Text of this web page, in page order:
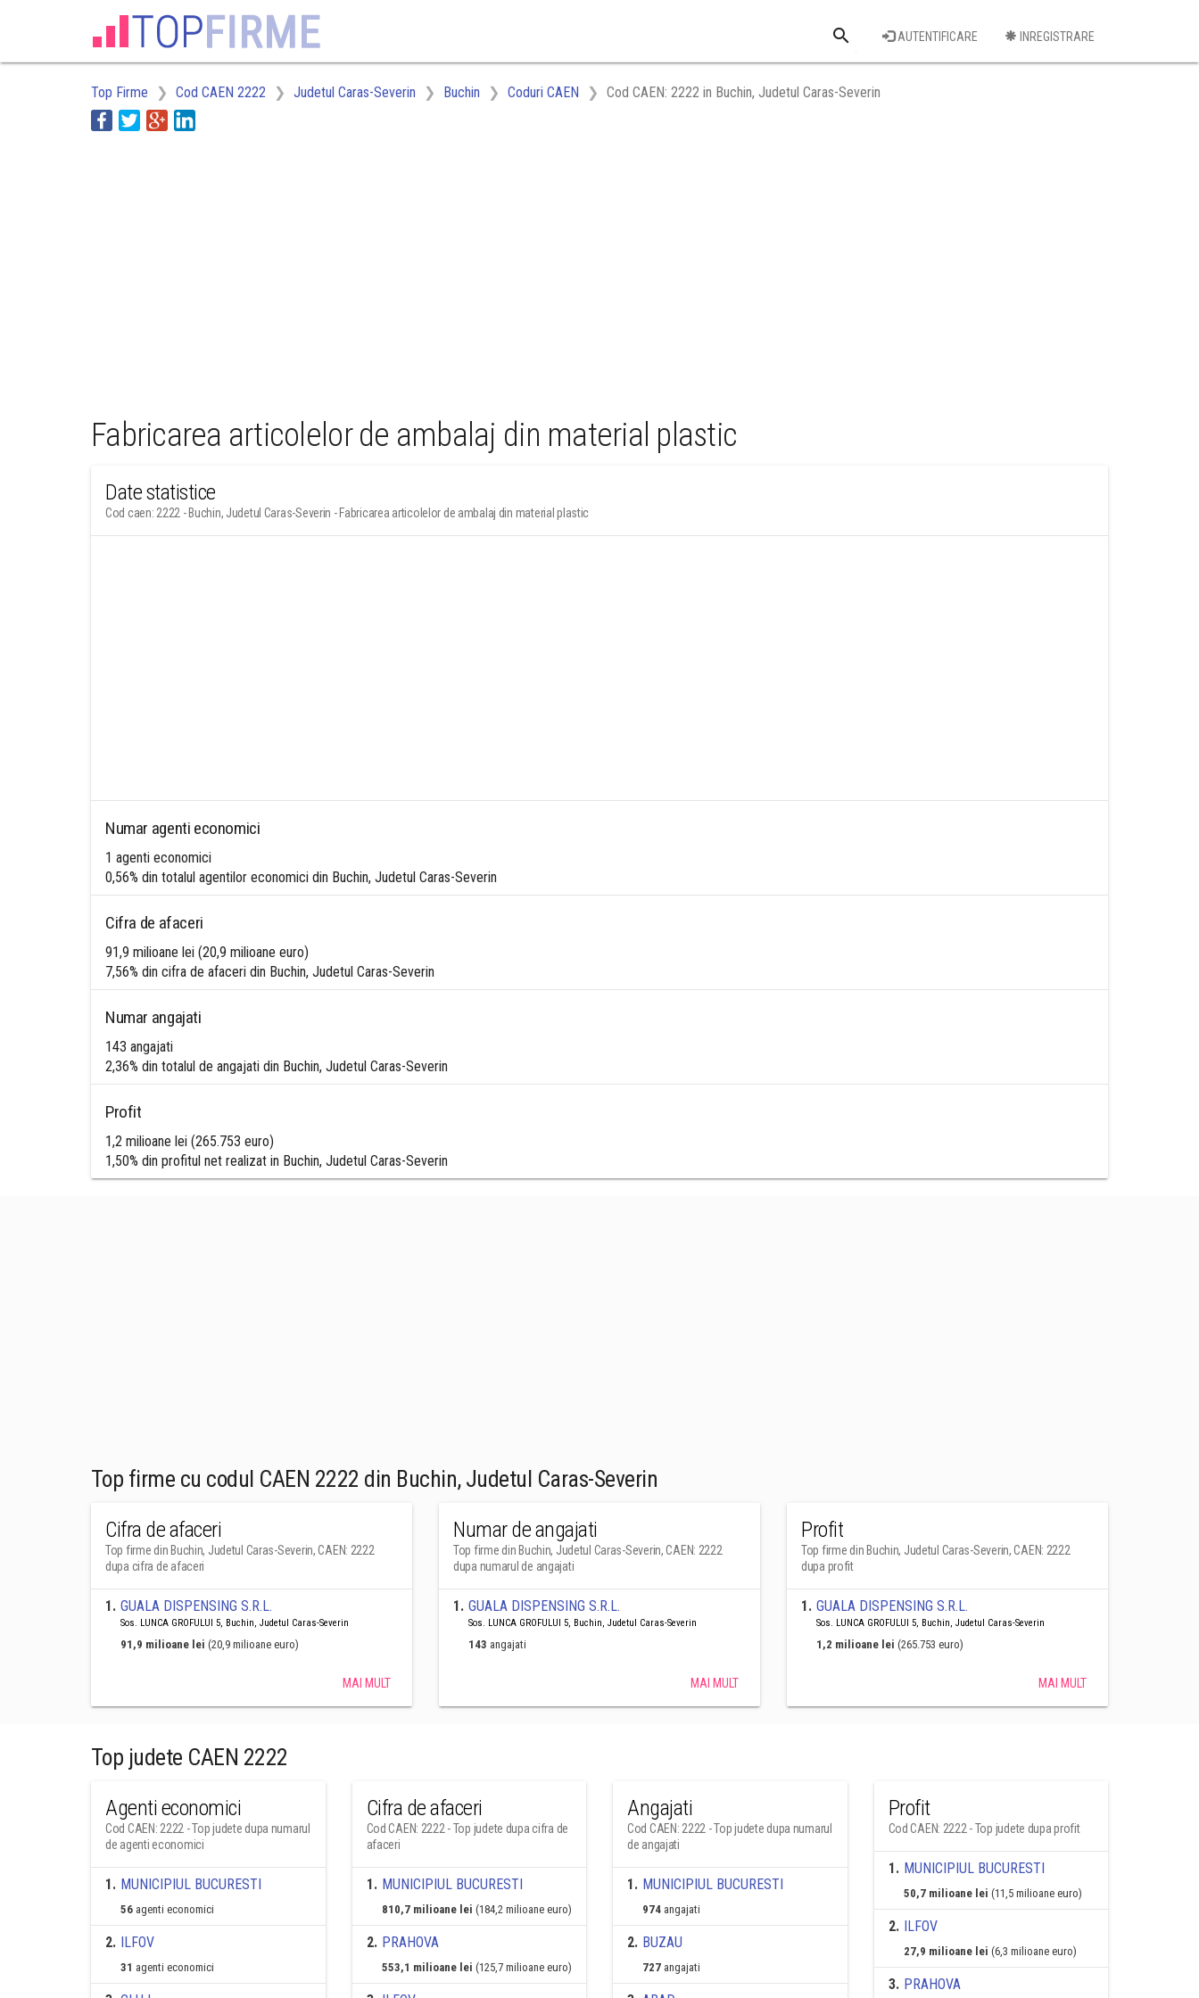
search
Cauta o firma
AUTENTIFICARE INREGISTRARE
Top Firme Cod CAEN 2222 Judetul Caras-Severin Buchin Coduri CAEN Cod CAEN: 2222 in Buchin, Judetul Caras-Severin
Fabricarea articolelor de ambalaj din material plastic
Date statistice
Cod caen: 2222 - Buchin, Judetul Caras-Severin - Fabricarea articolelor de ambalaj din material plastic
Numar agenti economici
1 agenti economici
0,56% din totalul agentilor economici din Buchin, Judetul Caras-Severin
Cifra de afaceri
91,9 milioane lei (20,9 milioane euro)
7,56% din cifra de afaceri din Buchin, Judetul Caras-Severin
Numar angajati
143 angajati
2,36% din totalul de angajati din Buchin, Judetul Caras-Severin
Profit
1,2 milioane lei (265.753 euro)
1,50% din profitul net realizat in Buchin, Judetul Caras-Severin
Top firme cu codul CAEN 2222 din Buchin, Judetul Caras-Severin
Cifra de afaceri
Top firme din Buchin, Judetul Caras-Severin, CAEN: 2222
dupa cifra de afaceri
1. GUALA DISPENSING S.R.L.
Sos. LUNCA GROFULUI 5, Buchin, Judetul Caras-Severin
91,9 milioane lei (20,9 milioane euro)
MAI MULT
Numar de angajati
Top firme din Buchin, Judetul Caras-Severin, CAEN: 2222
dupa numarul de angajati
1. GUALA DISPENSING S.R.L.
Sos. LUNCA GROFULUI 5, Buchin, Judetul Caras-Severin
143 angajati
MAI MULT
Profit
Top firme din Buchin, Judetul Caras-Severin, CAEN: 2222
dupa profit
1. GUALA DISPENSING S.R.L.
Sos. LUNCA GROFULUI 5, Buchin, Judetul Caras-Severin
1,2 milioane lei (265.753 euro)
MAI MULT
Top judete CAEN 2222
Agenti economici
Cod CAEN: 2222 - Top judete dupa numarul
de agenti economici
1. MUNICIPIUL BUCURESTI
56 agenti economici
2. ILFOV
31 agenti economici
Cifra de afaceri
Cod CAEN: 2222 - Top judete dupa cifra de
afaceri
1. MUNICIPIUL BUCURESTI
810,7 milioane lei (184,2 milioane euro)
2. PRAHOVA
553,1 milioane lei (125,7 milioane euro)
Angajati
Cod CAEN: 2222 - Top judete dupa numarul
de angajati
1. MUNICIPIUL BUCURESTI
974 angajati
2. BUZAU
727 angajati
Profit
Cod CAEN: 2222 - Top judete dupa profit
1. MUNICIPIUL BUCURESTI
50,7 milioane lei (11,5 milioane euro)
2. ILFOV
27,9 milioane lei (6,3 milioane euro)
3. PRAHOVA